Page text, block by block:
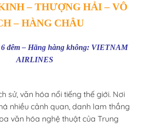
– THƯỢNG HẢI – VÔ
– HÀNG CHÂU
đêm – Hãng hàng không: VIETNAM
AIRLINES
sử, văn hóa nổi tiếng thế giới. Nơi
nhiều cảnh quan, danh lam thắng
văn hóa nghệ thuật của Trung